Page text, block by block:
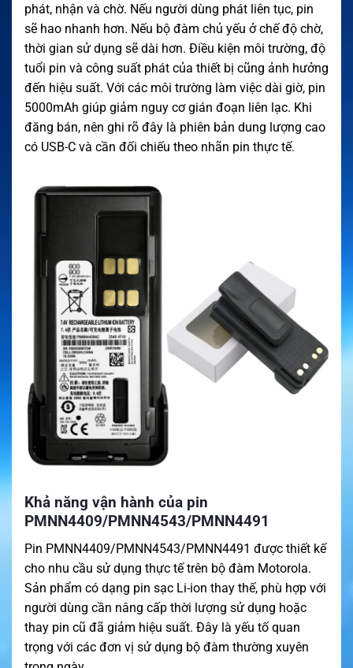
phát, nhận và chờ. Nếu người dùng phát liên tục, pin
sẽ hao nhanh hơn. Nếu bộ đàm chủ yếu ở chế độ chờ,
thời gian sử dụng sẽ dài hơn. Điều kiện môi trường, độ
tuổi pin và công suất phát của thiết bị cũng ảnh hưởng
đến hiệu suất. Với các môi trường làm việc dài giờ, pin
5000mAh giúp giảm nguy cơ gián đoạn liên lạc. Khi
đăng bán, nên ghi rõ đây là phiên bản dung lượng cao
có USB-C và cần đối chiếu theo nhãn pin thực tế.
Khả năng vận hành của pin
PMNN4409/PMNN4543/PMNN4491
Pin PMNN4409/PMNN4543/PMNN4491 được thiết kế
cho nhu cầu sử dụng thực tế trên bộ đàm Motorola.
Sản phẩm có dạng pin sạc Li-ion thay thế, phù hợp với
người dùng cần nâng cấp thời lượng sử dụng hoặc
thay pin cũ đã giảm hiệu suất. Đây là yếu tố quan
trọng với các đơn vị sử dụng bộ đàm thường xuyên